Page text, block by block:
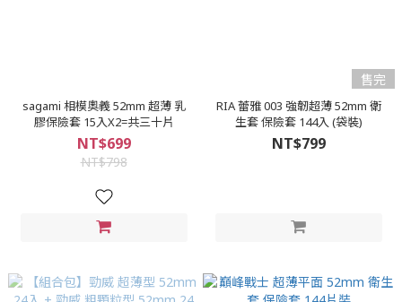
sagami 相模奧義 52mm 超薄 乳
膠保險套 15入X2=共三十片
NT$699
NT$798
售完
RIA 蕾雅 003 強韌超薄 52mm 衛
生套 保險套 144入 (袋裝)
NT$799